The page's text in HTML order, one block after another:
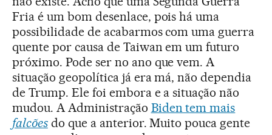
Fria é um bom desenlace, pois há uma
possibilidade de acabarmos com uma guerra
quente por causa de Taiwan em um futuro
próximo. Pode ser no ano que vem. A
situação geopolítica já era má, não dependia
de Trump. Ele foi embora e a situação não
mudou. A Administração Biden tem mais
falcõesdo que a anterior. Muito pouca gente